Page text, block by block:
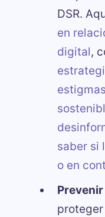
DSR.
en
digital,
estigmas
saber si
o en
Prevenir